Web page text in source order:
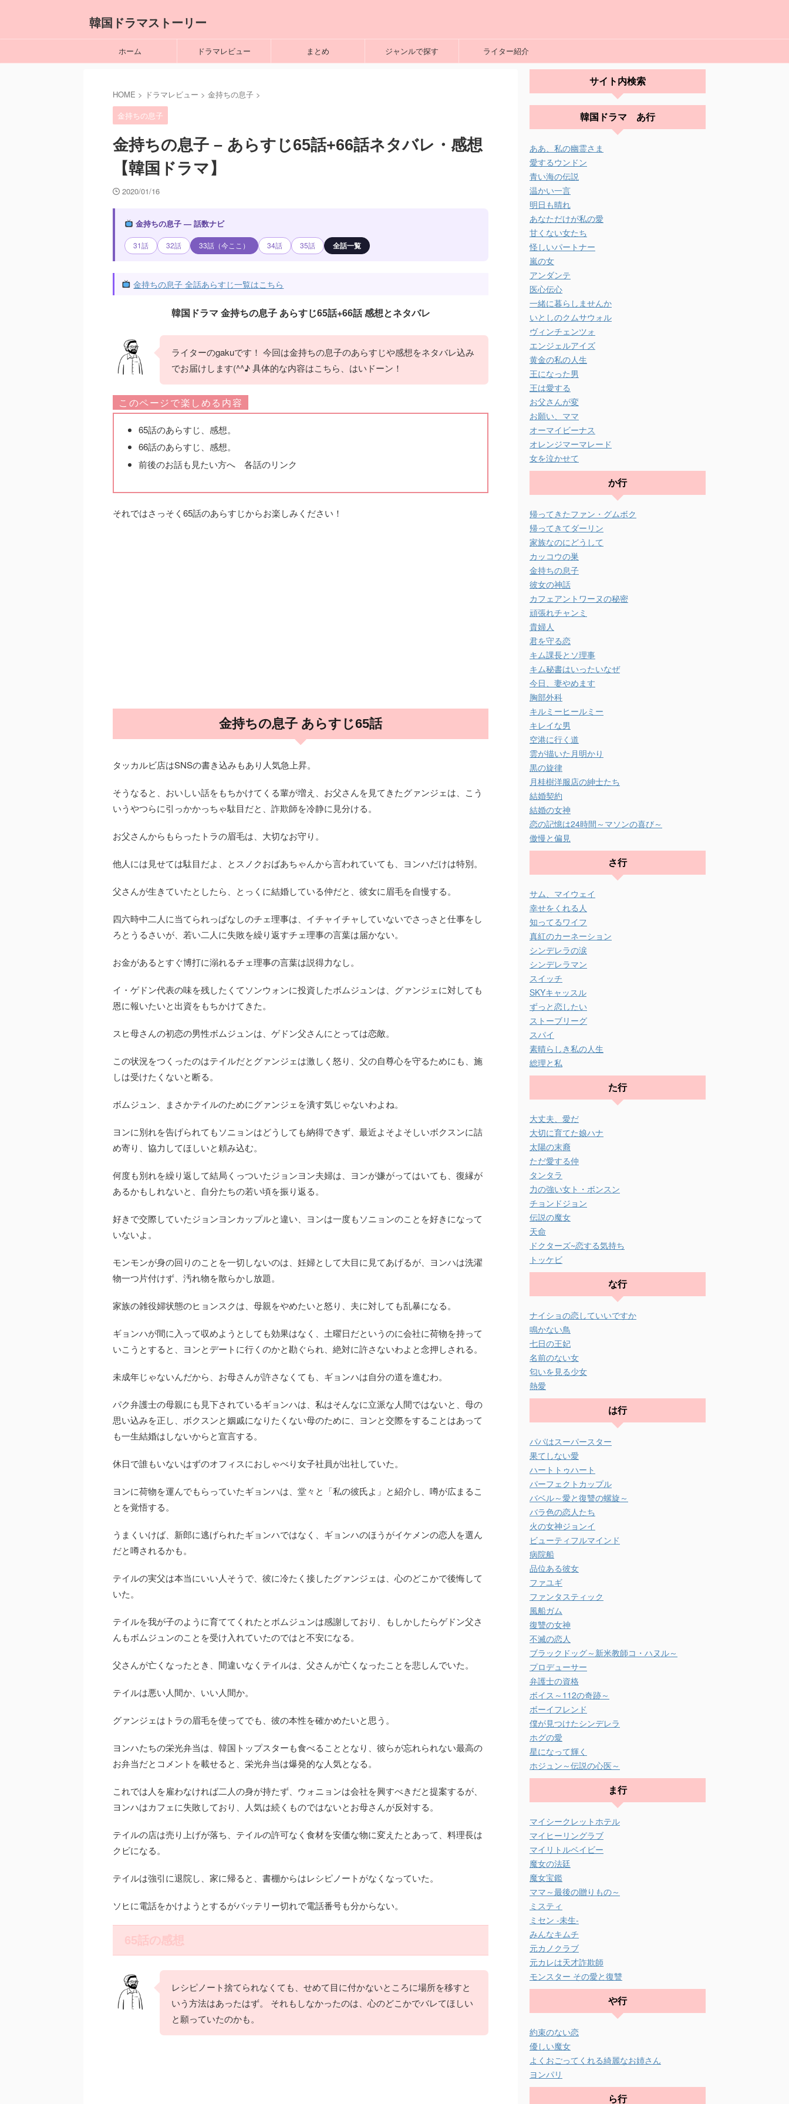
韓国ドラマストーリー
ホーム ドラマレビュー まとめ ジャンルで探す ライター紹介
HOME > ドラマレビュー > 金持ちの息子 >
金持ちの息子
金持ちの息子 – あらすじ65話+66話ネタバレ・感想
【韓国ドラマ】
2020/01/16
金持ちの息子 — 話数ナビ
31話 32話 33話（今ここ） 34話 35話 全話一覧
金持ちの息子 全話あらすじ一覧はこちら
韓国ドラマ 金持ちの息子 あらすじ65話+66話 感想とネタバレ
ライターのgakuです！ 今回は金持ちの息子のあらすじや感想をネタバレ込み
でお届けします(^^♪ 具体的な内容はこちら、はいドーン！
このページで楽しめる内容
65話のあらすじ、感想。
66話のあらすじ、感想。
前後のお話も見たい方へ 各話のリンク
それではさっそく65話のあらすじからお楽しみください！
金持ちの息子 あらすじ65話
タッカルビ店はSNSの書き込みもあり人気急上昇。
そうなると、おいしい話をもちかけてくる輩が増え、お父さんを見てきたグァンジェは、こう
いうやつらに引っかかっちゃ駄目だと、詐欺師を冷静に見分ける。
お父さんからもらったトラの眉毛は、大切なお守り。
他人には見せては駄目だよ、とスノクおばあちゃんから言われていても、ヨンハだけは特別。
父さんが生きていたとしたら、とっくに結婚している仲だと、彼女に眉毛を自慢する。
四六時中二人に当てられっぱなしのチェ理事は、イチャイチャしていないでさっさと仕事をし
ろとうるさいが、若い二人に失敗を繰り返すチェ理事の言葉は届かない。
お金があるとすぐ博打に溺れるチェ理事の言葉は説得力なし。
イ・ゲドン代表の味を残したくてソンウォンに投資したボムジュンは、グァンジェに対しても
恩に報いたいと出資をもちかけてきた。
スヒ母さんの初恋の男性ボムジュンは、ゲドン父さんにとっては恋敵。
この状況をつくったのはテイルだとグァンジェは激しく怒り、父の自尊心を守るためにも、施
しは受けたくないと断る。
ボムジュン、まさかテイルのためにグァンジェを潰す気じゃないわよね。
ヨンに別れを告げられてもソニョンはどうしても納得できず、最近よそよそしいボクスンに詰
め寄り、協力してほしいと頼み込む。
何度も別れを繰り返して結局くっついたジョンヨン夫婦は、ヨンが嫌がってはいても、復縁が
あるかもしれないと、自分たちの若い頃を振り返る。
好きで交際していたジョンヨンカップルと違い、ヨンは一度もソニョンのことを好きになって
いないよ。
モンモンが身の回りのことを一切しないのは、妊婦として大目に見てあげるが、ヨンハは洗濯
物一つ片付けず、汚れ物を散らかし放題。
家族の雑役婦状態のヒョンスクは、母親をやめたいと怒り、夫に対しても乱暴になる。
ギョンハが間に入って収めようとしても効果はなく、土曜日だというのに会社に荷物を持って
いこうとすると、ヨンとデートに行くのかと勘ぐられ、絶対に許さないわよと念押しされる。
未成年じゃないんだから、お母さんが許さなくても、ギョンハは自分の道を進むわ。
パク弁護士の母親にも見下されているギョンハは、私はそんなに立派な人間ではないと、母の
思い込みを正し、ボクスンと姻戚になりたくない母のために、ヨンと交際をすることはあって
も一生結婚はしないからと宣言する。
休日で誰もいないはずのオフィスにおしゃべり女子社員が出社していた。
ヨンに荷物を運んでもらっていたギョンハは、堂々と「私の彼氏よ」と紹介し、噂が広まるこ
とを覚悟する。
うまくいけば、新郎に逃げられたギョンハではなく、ギョンハのほうがイケメンの恋人を選ん
だと噂されるかも。
テイルの実父は本当にいい人そうで、彼に冷たく接したグァンジェは、心のどこかで後悔して
いた。
テイルを我が子のように育ててくれたとボムジュンは感謝しており、もしかしたらゲドン父さ
んもボムジュンのことを受け入れていたのではと不安になる。
父さんが亡くなったとき、間違いなくテイルは、父さんが亡くなったことを悲しんでいた。
テイルは悪い人間か、いい人間か。
グァンジェはトラの眉毛を使ってでも、彼の本性を確かめたいと思う。
ヨンハたちの栄光弁当は、韓国トップスターも食べることとなり、彼らが忘れられない最高の
お弁当だとコメントを載せると、栄光弁当は爆発的な人気となる。
これでは人を雇わなければ二人の身が持たず、ウォニョンは会社を興すべきだと提案するが、
ヨンハはカフェに失敗しており、人気は続くものではないとお母さんが反対する。
テイルの店は売り上げが落ち、テイルの許可なく食材を安価な物に変えたとあって、料理長は
クビになる。
テイルは強引に退院し、家に帰ると、書棚からはレシピノートがなくなっていた。
ソヒに電話をかけようとするがバッテリー切れで電話番号も分からない。
65話の感想
レシピノート捨てられなくても、せめて目に付かないところに場所を移すと
いう方法はあったはず。 それもしなかったのは、心のどこかでバレてほしい
と願っていたのかも。
サイト内検索
韓国ドラマ あ行
ああ、私の幽霊さま
愛するウンドン
青い海の伝説
温かい一言
明日も晴れ
あなただけが私の愛
甘くない女たち
怪しいパートナー
嵐の女
アンダンテ
医心伝心
一緒に暮らしませんか
いとしのクムサウォル
ヴィンチェンツォ
エンジェルアイズ
黄金の私の人生
王になった男
王は愛する
お父さんが変
お願い、ママ
オーマイビーナス
オレンジマーマレード
女を泣かせて
か行
帰ってきたファン・グムボク
帰ってきてダーリン
家族なのにどうして
カッコウの巣
金持ちの息子
彼女の神話
カフェアントワーヌの秘密
頑張れチャンミ
貴婦人
君を守る恋
キム課長とソ理事
キム秘書はいったいなぜ
今日、妻やめます
胸部外科
キルミーヒールミー
キレイな男
空港に行く道
雲が描いた月明かり
黒の旋律
月桂樹洋服店の紳士たち
結婚契約
結婚の女神
恋の記憶は24時間～マソンの喜び～
傲慢と偏見
さ行
サム、マイウェイ
幸せをくれる人
知ってるワイフ
真紅のカーネーション
シンデレラの涙
シンデレラマン
スイッチ
SKYキャッスル
ずっと恋したい
ストーブリーグ
スパイ
素晴らしき私の人生
総理と私
た行
大丈夫、愛だ
大切に育てた娘ハナ
太陽の末裔
ただ愛する仲
タンタラ
力の強い女ト・ボンスン
チョンドジョン
伝説の魔女
天命
ドクターズ~恋する気持ち
トッケビ
な行
ナイショの恋していいですか
鳴かない鳥
七日の王妃
名前のない女
匂いを見る少女
熱愛
は行
パパはスーパースター
果てしない愛
ハートトゥハート
パーフェクトカップル
バベル～愛と復讐の螺旋～
バラ色の恋人たち
火の女神ジョンイ
ビューティフルマインド
病院船
品位ある彼女
ファユギ
ファンタスティック
風船ガム
復讐の女神
不滅の恋人
ブラックドッグ～新米教師コ・ハヌル～
プロデューサー
弁護士の資格
ボイス～112の奇跡～
ボーイフレンド
僕が見つけたシンデレラ
ホグの愛
星になって輝く
ホジュン～伝説の心医～
ま行
マイシークレットホテル
マイヒーリングラブ
マイリトルベイビー
魔女の法廷
魔女宝鑑
ママ～最後の贈りもの～
ミスティ
ミセン -未生-
みんなキムチ
元カノクラブ
元カレは天才詐欺師
モンスター その愛と復讐
や行
約束のない恋
優しい魔女
よくおごってくれる綺麗なお姉さん
ヨンパリ
ら行